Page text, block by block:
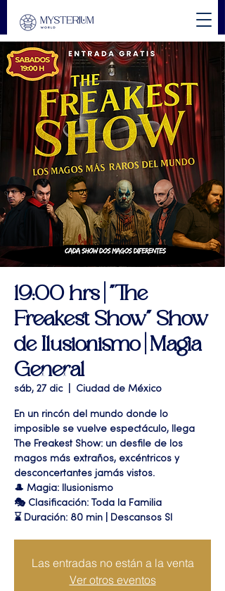
19:00 hrs | "The
Freakest Show" Show
de Ilusionismo | Magia
General
sáb, 27 dic
  |
Ciudad de México
En un rincón del mundo donde lo
imposible se vuelve espectáculo, llega
The Freakest Show: un desfile de los
magos más extraños, excéntricos y
desconcertantes jamás vistos.
🎩 Magia: Ilusionismo
🎭 Clasificación: Toda la Familia
⌛ Duración: 80 min | Descansos SI
Las entradas no están a la venta
Ver otros eventos